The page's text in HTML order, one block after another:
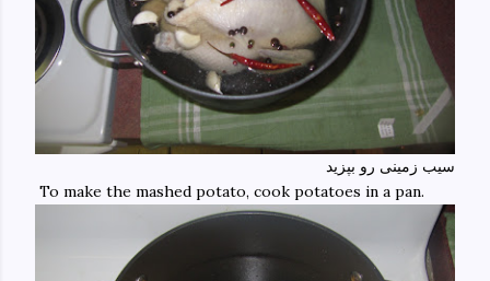
سیب زمینی رو بپزید
To make the mashed potato, cook potatoes in a pan.